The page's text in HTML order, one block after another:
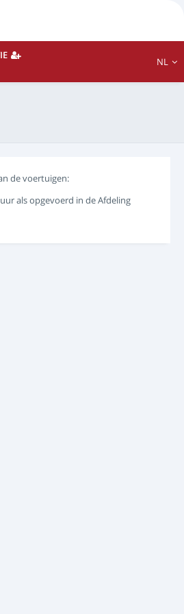
NL
de voertuigen:
als opgevoerd in de Afdeling